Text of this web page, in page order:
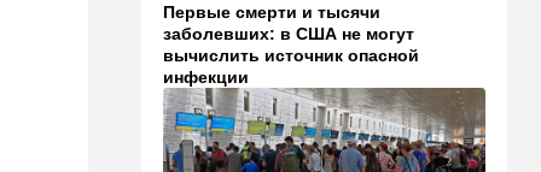
11:45 Израиль
Террорист "Нухбы",
участвовавший в резне 7
октября, работал в Газе
водителем грузовика
гумпомощи
Первые смерти и тысячи
заболевших: в США не могут
вычислить источник опасной
инфекции